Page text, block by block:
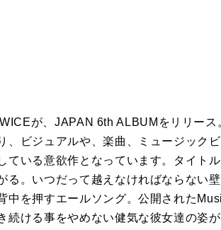
が、JAPAN 6th ALBUMをリリー
、ビジュアルや、楽曲、ミュージック
ている意欲作となっています。タイト
る。いつだって越えなければならない
中を押すエールソング。公開された
続ける事をやめない健気な彼女達の姿